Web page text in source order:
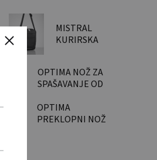
MISTRAL
KURIRSKA
OPTIMA NOŽ ZA
SPAŠAVANJE OD
OPTIMA
PREKLOPNI NOŽ